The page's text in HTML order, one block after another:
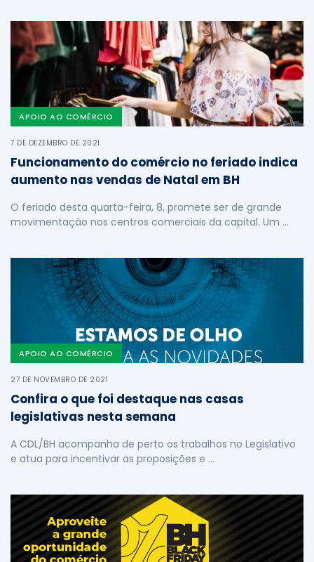
APOIO AO COMÉRCIO
7 DE DEZEMBRO DE 2021
Funcionamento do comércio no feriado indica
aumento nas vendas de Natal em BH
O feriado desta quarta-feira, 8, promete ser de grande
movimentação nos centros comerciais da capital. Um …
APOIO AO COMÉRCIO
27 DE NOVEMBRO DE 2021
Confira o que foi destaque nas casas
legislativas nesta semana
A CDL/BH acompanha de perto os trabalhos no Legislativo
e atua para incentivar as proposições e …